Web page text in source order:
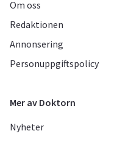
Om oss
Redaktionen
Annonsering
Personuppgiftspolicy
Mer av Doktorn
Nyheter